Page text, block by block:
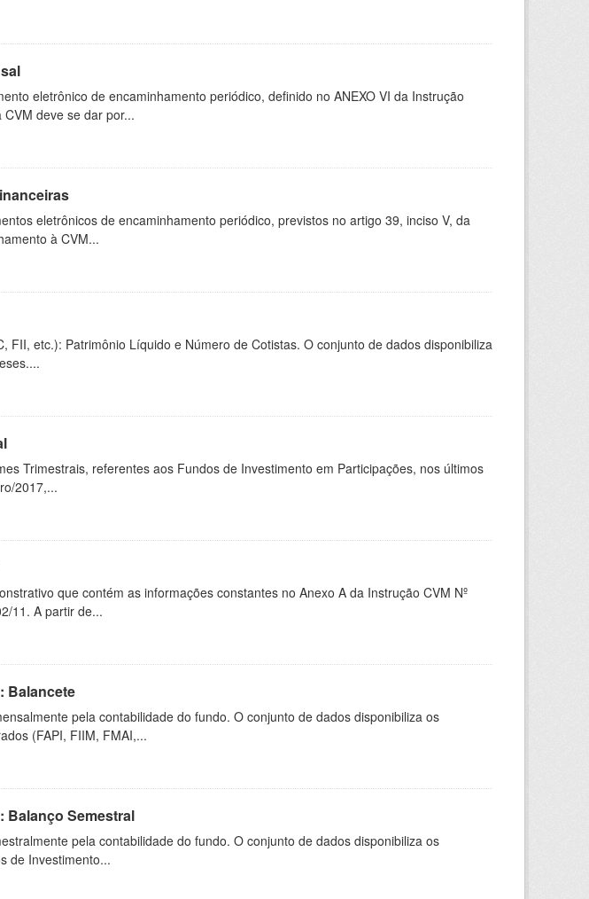
eletrônico de encaminhamento periódico, definido no ANEXO VI da Instrução
deve se dar por...
eletrônicos de encaminhamento periódico, previstos no artigo 39, inciso V, da
à CVM...
FII, etc.): Patrimônio Líquido e Número de Cotistas. O conjunto de dados disponibiliza
Trimestrais, referentes aos Fundos de Investimento em Participações, nos últimos
2017,...
que contém as informações constantes no Anexo A da Instrução CVM Nº
11. A partir de...
Balancete
pela contabilidade do fundo. O conjunto de dados disponibiliza os
(FAPI, FIIM, FMAI,...
Semestral
pela contabilidade do fundo. O conjunto de dados disponibiliza os
de Investimento...